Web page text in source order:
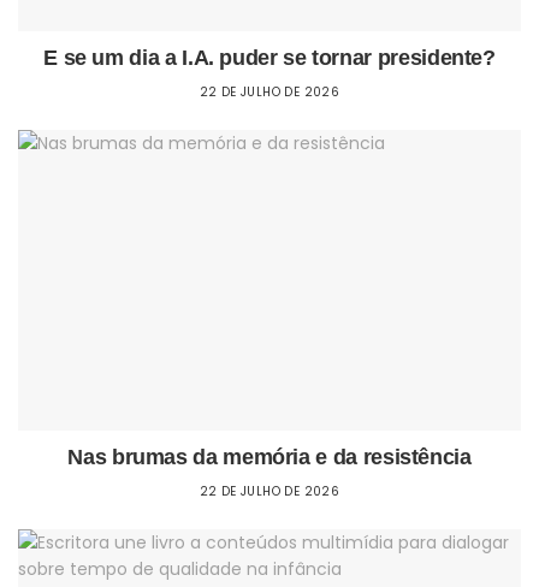
E se um dia a I.A. puder se tornar presidente?
22 DE JULHO DE 2026
Nas brumas da memória e da resistência
22 DE JULHO DE 2026